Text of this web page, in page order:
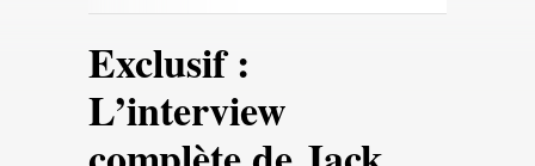
Exclusif :
L’interview